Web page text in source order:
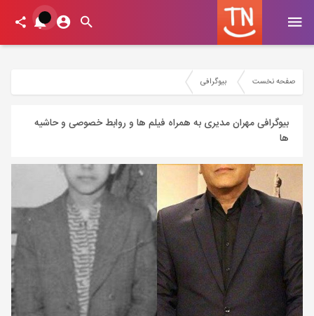
صفحه نخست بیوگرافی
بیوگرافی مهران مدیری به همراه فیلم ها و روابط خصوصی و حاشیه
ها